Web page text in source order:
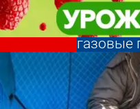
жизнью,
газовые
Общество
жизнью,
газовые
Общество